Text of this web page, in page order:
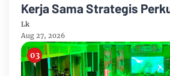
Kerja Sama Strategis
Hukum bagi Masyarakat
Lk
Aug 27, 2026